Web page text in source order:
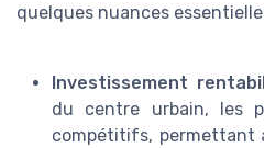
quelques nuances
Investissement
du centre urbain, les
compétitifs, permettant